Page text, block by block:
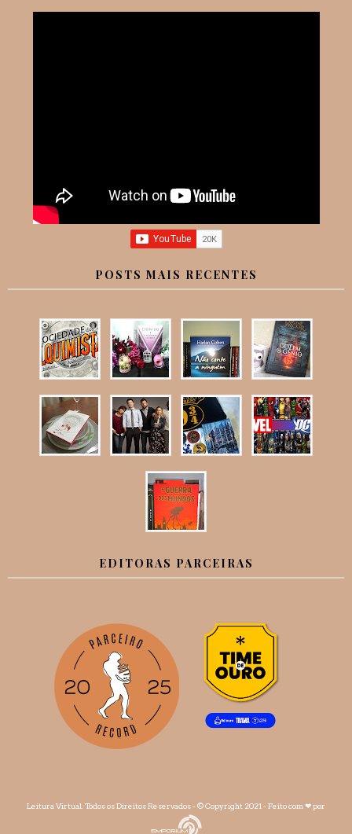
POSTS MAIS RECENTES
EDITORAS PARCEIRAS
Leitura Virtual . Todos os Direitos Reservados - © Copyright 2021 - Feito com ❤por